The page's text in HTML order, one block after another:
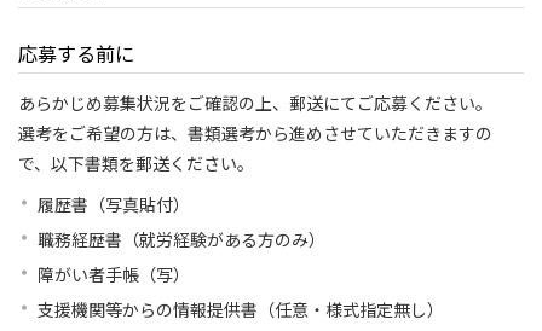
応募する前に
あらかじめ募集状況をご確認の上、郵送にてご応募ください。
選考をご希望の方は、書類選考から進めさせていただきますの
で、以下書類を郵送ください。
履歴書（写真貼付）
職務経歴書（就労経験がある方のみ）
障がい者手帳（写）
支援機関等からの情報提供書（任意・様式指定無し）